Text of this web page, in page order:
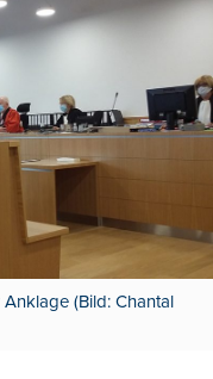
(Bild: Chantal